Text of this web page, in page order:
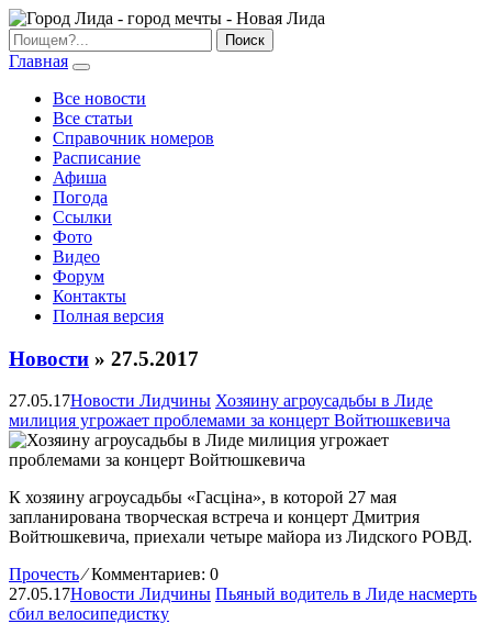
Главная
Все новости
Все статьи
Справочник номеров
Расписание
Афиша
Погода
Ссылки
Фото
Видео
Форум
Контакты
Полная версия
Новости » 27.5.2017
27.05.17Новости Лидчины Хозяину агроусадьбы в Лиде
милиция угрожает проблемами за концерт Войтюшкевича
К хозяину агроусадьбы «Гасціна», в которой 27 мая
запланирована творческая встреча и концерт Дмитрия
Войтюшкевича, приехали четыре майора из Лидского РОВД.
Прочесть ⁄Комментариев: 0
27.05.17Новости Лидчины Пьяный водитель в Лиде насмерть
сбил велосипедистку